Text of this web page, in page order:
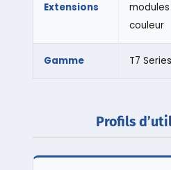
Extensions
couleur
Gamme T7
Profils